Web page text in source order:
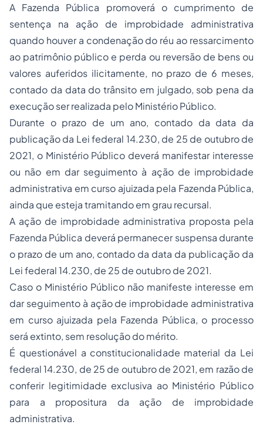
A Fazenda Pública promoverá o cumprimento de
sentença na ação de improbidade administrativa
quando houver a condenação do réu ao ressarcimento
ao patrimônio público e perda ou reversão de bens ou
valores auferidos ilicitamente, no prazo de 6 meses,
contado da data do trânsito em julgado, sob pena da
execução ser realizada pelo Ministério Público.
Durante o prazo de um ano, contado da data da
publicação da Lei federal 14.230, de 25 de outubro de
2021, o Ministério Público deverá manifestar interesse
ou não em dar seguimento à ação de improbidade
administrativa em curso ajuizada pela Fazenda Pública,
ainda que esteja tramitando em grau recursal.
A ação de improbidade administrativa proposta pela
Fazenda Pública deverá permanecer suspensa durante
o prazo de um ano, contado da data da publicação da
Lei federal 14.230, de 25 de outubro de 2021.
Caso o Ministério Público não manifeste interesse em
dar seguimento à ação de improbidade administrativa
em curso ajuizada pela Fazenda Pública, o processo
será extinto, sem resolução do mérito.
É questionável a constitucionalidade material da Lei
federal 14.230, de 25 de outubro de 2021, em razão de
conferir legitimidade exclusiva ao Ministério Público
para a propositura da ação de improbidade
administrativa.